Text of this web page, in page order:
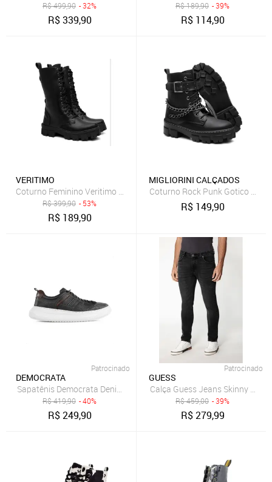
R$499,90 - 32%
R$339,90
R$189,90 - 39%
R$ 114,90
VERITIMO
Coturno Feminino Veritimo Tratorado Bota Cano Médio Casual
R$399,90 - 53%
R$ 189,90
MIGLIORINI CALÇADOS
Coturno Rock Punk Gotico
R$ 149,90
Patrocinado
DEMOCRATA
Sapatênis Democrata Denim Joe Ultra Light Masculino Preto
R$419,90 - 40%
R$249,90
Patrocinado
GUESS
Calça Guess Jeans Skinny Preto
R$459,00 - 39%
R$279,99